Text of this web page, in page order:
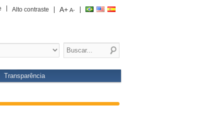
A+ A-
Alto contraste
Transparência